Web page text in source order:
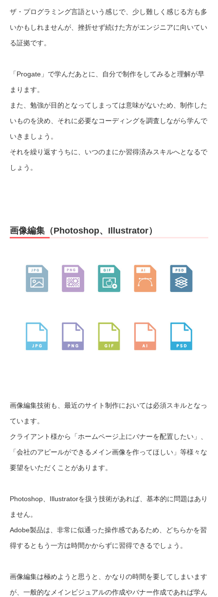
ザ・プログラミング言語という感じで、少し難しく感じる方も多
いかもしれませんが、挫折せず続けた方がエンジニアに向いてい
る証拠です。
「Progate」で学んだあとに、自分で制作をしてみると理解が早
まります。
また、勉強が目的となってしまっては意味がないため、制作した
いものを決め、それに必要なコーディングを調査しながら学んで
いきましょう。
それを繰り返すうちに、いつのまにか習得済みスキルへとなるで
しょう。
画像編集（Photoshop、Illustrator）
画像編集技術も、最近のサイト制作においては必須スキルとなっ
ています。
クライアント様から「ホームページ上にバナーを配置したい」、
「会社のアピールができるメイン画像を作ってほしい」等様々な
要望をいただくことがあります。
Photoshop、Illustratorを扱う技術があれば、基本的に問題はあり
ません。
Adobe製品は、非常に似通った操作感であるため、どちらかを習
得するともう一方は時間かからずに習得できるでしょう。
画像編集は極めようと思うと、かなりの時間を要してしまいます
が、一般的なメインビジュアルの作成やバナー作成であれば学ん